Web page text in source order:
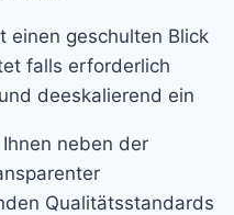
einen geschulten Blick
falls erforderlich
deeskalierend ein
neben der
Qualitätsstandards